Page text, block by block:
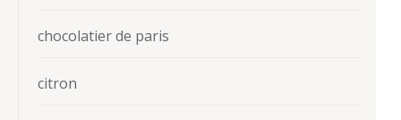
chocolatier de paris
citron